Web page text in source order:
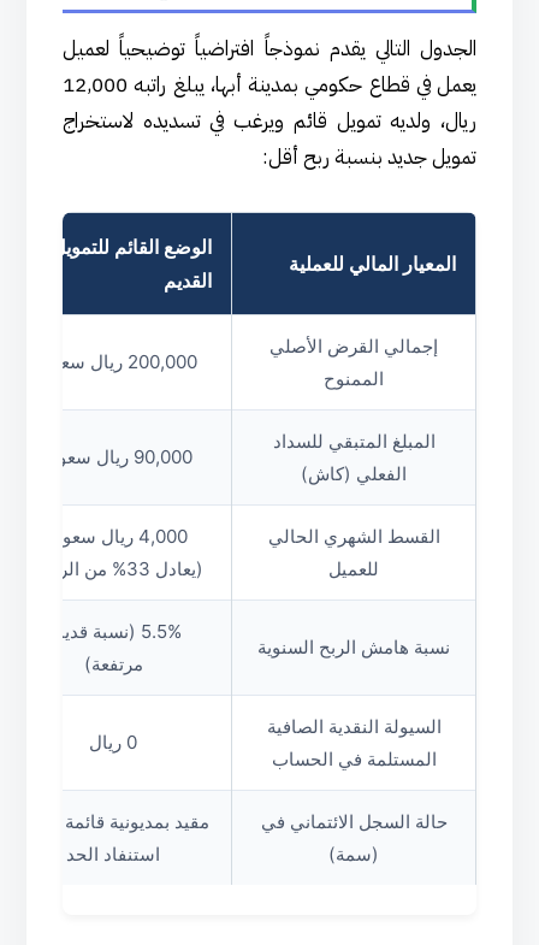
الجدول التالي يقدم نموذجاً افتراضياً توضيحياً لعميل
يعمل في قطاع حكومي بمدينة أبها، يبلغ راتبه 12,000
ريال، ولديه تمويل قائم ويرغب في تسديده لاستخراج
تمويل جديد بنسبة ربح أقل:
المعيار المالي للعملية
الوضع القائم للتمويل
القديم
إجمالي القرض الأصلي
الممنوح
200,000 ريال سعودي
المبلغ المتبقي للسداد
الفعلي (كاش)
90,000 ريال سعودي
القسط الشهري الحالي
للعميل
4,000 ريال سعودي
(يعادل 33% من الراتب)
نسبة هامش الربح السنوية
5.5% (نسبة قديمة
مرتفعة)
السيولة النقدية الصافية
المستلمة في الحساب
0 ريال
حالة السجل الائتماني في
(سمة)
مقيد بمديونية قائمة وقرب
استنفاد الحد